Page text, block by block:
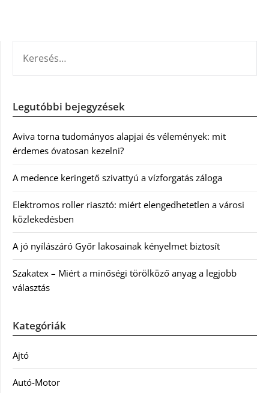
Legutóbbi bejegyzések
Aviva torna tudományos alapjai és vélemények: mit
érdemes óvatosan kezelni?
A medence keringető szivattyú a vízforgatás záloga
Elektromos roller riasztó: miért elengedhetetlen a városi
közlekedésben
A jó nyílászáró Győr lakosainak kényelmet biztosít
Szakatex – Miért a minőségi törölköző anyag a legjobb
választás
Kategóriák
Ajtó
Autó-Motor